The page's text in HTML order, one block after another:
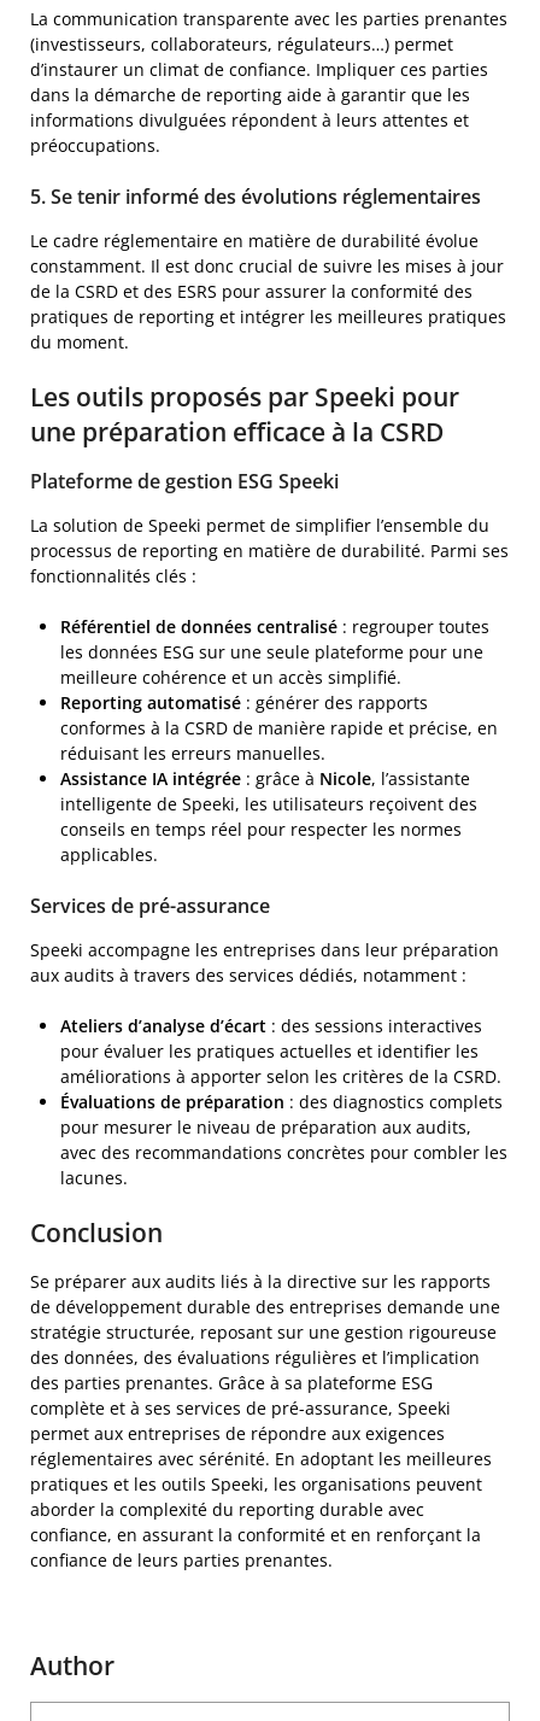
La communication transparente avec les parties prenantes
(investisseurs, collaborateurs, régulateurs…) permet
d’instaurer un climat de confiance. Impliquer ces parties
dans la démarche de reporting aide à garantir que les
informations divulguées répondent à leurs attentes et
préoccupations.
5. Se tenir informé des évolutions réglementaires
Le cadre réglementaire en matière de durabilité évolue
constamment. Il est donc crucial de suivre les mises à jour
de la CSRD et des ESRS pour assurer la conformité des
pratiques de reporting et intégrer les meilleures pratiques
du moment.
Les outils proposés par Speeki pour
une préparation efficace à la CSRD
Plateforme de gestion ESG Speeki
La solution de Speeki permet de simplifier l’ensemble du
processus de reporting en matière de durabilité. Parmi ses
fonctionnalités clés :
Référentiel de données centralisé : regrouper toutes
les données ESG sur une seule plateforme pour une
meilleure cohérence et un accès simplifié.
Reporting automatisé : générer des rapports
conformes à la CSRD de manière rapide et précise, en
réduisant les erreurs manuelles.
Assistance IA intégrée : grâce à Nicole, l’assistante
intelligente de Speeki, les utilisateurs reçoivent des
conseils en temps réel pour respecter les normes
applicables.
Services de pré-assurance
Speeki accompagne les entreprises dans leur préparation
aux audits à travers des services dédiés, notamment :
Ateliers d’analyse d’écart : des sessions interactives
pour évaluer les pratiques actuelles et identifier les
améliorations à apporter selon les critères de la CSRD.
Évaluations de préparation : des diagnostics complets
pour mesurer le niveau de préparation aux audits,
avec des recommandations concrètes pour combler les
lacunes.
Conclusion
Se préparer aux audits liés à la directive sur les rapports
de développement durable des entreprises demande une
stratégie structurée, reposant sur une gestion rigoureuse
des données, des évaluations régulières et l’implication
des parties prenantes. Grâce à sa plateforme ESG
complète et à ses services de pré-assurance, Speeki
permet aux entreprises de répondre aux exigences
réglementaires avec sérénité. En adoptant les meilleures
pratiques et les outils Speeki, les organisations peuvent
aborder la complexité du reporting durable avec
confiance, en assurant la conformité et en renforçant la
confiance de leurs parties prenantes.
Author